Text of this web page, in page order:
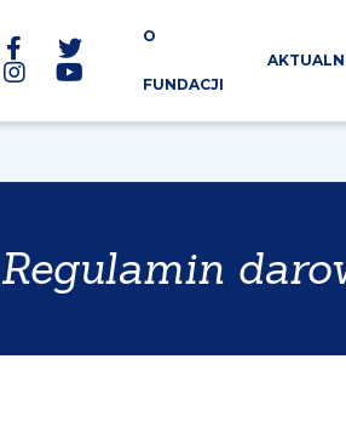
O
FUNDACJI
Regulamin